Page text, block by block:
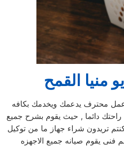
منيا القمح
محترف يدعمك ويخدمك بكافه
دائما , حيث يقوم بشرح جميع
كنتم تريدون شراء جهاز ما من توكيل
فنى يقوم صيانه جميع الاجهزه